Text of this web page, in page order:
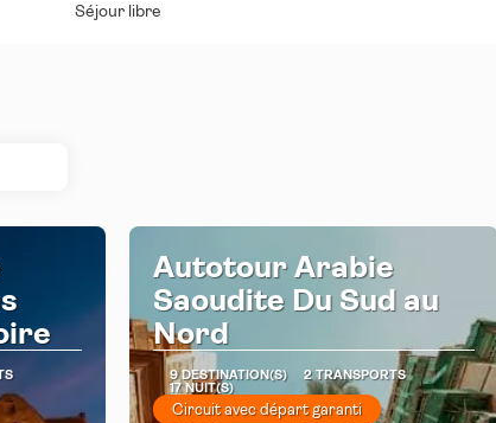
Séjour libre
Autotour Arabie
Saoudite Du Sud au
Nord
9 DESTINATION(S)
2 TRANSPORTS
17 NUIT(S)
Circuit avec départ garanti